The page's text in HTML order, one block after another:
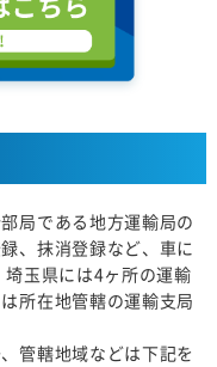
局である地方運輸局の
、抹消登録など、車に
玉県には4ヶ所の運輸
所在地管轄の運輸支局
管轄地域などは下記を